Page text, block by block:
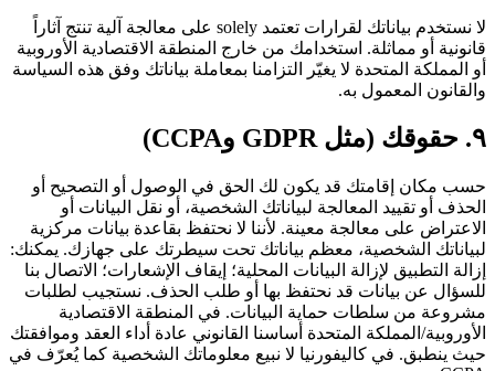
لا نستخدم بياناتك لقرارات تعتمد solely على معالجة آلية تنتج آثاراً
قانونية أو مماثلة. استخدامك من خارج المنطقة الاقتصادية الأوروبية
أو المملكة المتحدة لا يغيّر التزامنا بمعاملة بياناتك وفق هذه السياسة
والقانون المعمول به.
٩. حقوقك (مثل GDPR وCCPA)
حسب مكان إقامتك قد يكون لك الحق في الوصول أو التصحيح أو
الحذف أو تقييد المعالجة لبياناتك الشخصية، أو نقل البيانات أو
الاعتراض على معالجة معينة. لأننا لا نحتفظ بقاعدة بيانات مركزية
لبياناتك الشخصية، معظم بياناتك تحت سيطرتك على جهازك. يمكنك:
إزالة التطبيق لإزالة البيانات المحلية؛ إيقاف الإشعارات؛ الاتصال بنا
للسؤال عن بيانات قد نحتفظ بها أو طلب الحذف. نستجيب لطلبات
مشروعة من سلطات حماية البيانات. في المنطقة الاقتصادية
الأوروبية/المملكة المتحدة أساسنا القانوني عادة أداء العقد وموافقتك
حيث ينطبق. في كاليفورنيا لا نبيع معلوماتك الشخصية كما يُعرّف في